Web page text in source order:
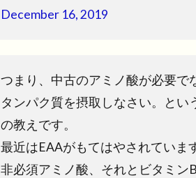
December 16, 2019
つまり、中古のアミノ酸が必要で
タンパク質を摂取しなさい。とい
の教えです。
最近はEAAがもてはやされていま
非必須アミノ酸、それとビタミン